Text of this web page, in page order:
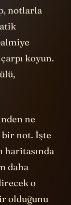
notlarla
koyun.
ne
bir not. İşte
haritasında
daha
o
olduğunu